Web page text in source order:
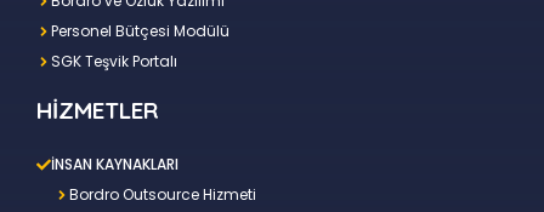
Personel Bütçesi Modülü
SGK Teşvik Portalı
HİZMETLER
İNSAN KAYNAKLARI
Bordro Outsource Hizmeti